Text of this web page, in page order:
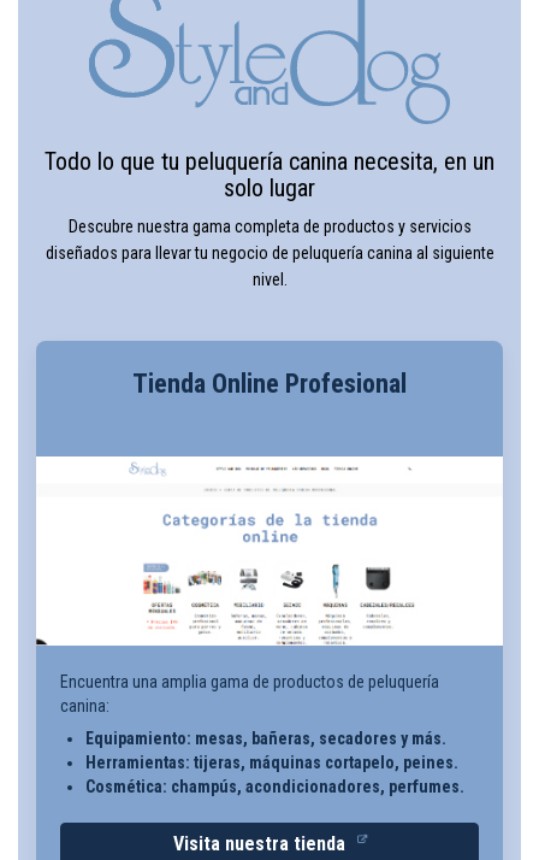
Todo lo que tu peluquería canina necesita, en un
solo lugar
Descubre nuestra gama completa de productos y servicios
diseñados para llevar tu negocio de peluquería canina al siguiente
nivel.
Tienda Online Profesional
Encuentra una amplia gama de productos de peluquería
canina:
Equipamiento: mesas, bañeras, secadores y más.
Herramientas: tijeras, máquinas cortapelo, peines.
Cosmética: champús, acondicionadores, perfumes.
Visita nuestra tienda